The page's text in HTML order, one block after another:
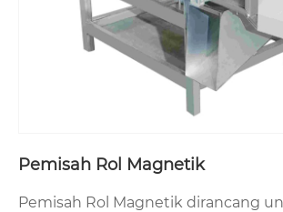
Pemisah Rol Magnetik
Pemisah Rol Magnetik dirancang